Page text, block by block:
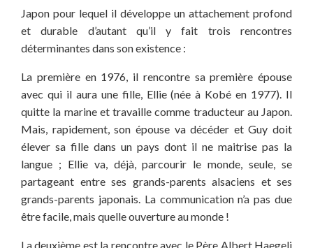
Japon pour lequel il développe un attachement profond
et durable d’autant qu’il y fait trois rencontres
déterminantes dans son existence :
La première en 1976, il rencontre sa première épouse
avec qui il aura une fille, Ellie (née à Kobé en 1977). Il
quitte la marine et travaille comme traducteur au Japon.
Mais, rapidement, son épouse va décéder et Guy doit
élever sa fille dans un pays dont il ne maitrise pas la
langue ; Ellie va, déjà, parcourir le monde, seule, se
partageant entre ses grands-parents alsaciens et ses
grands-parents japonais. La communication n’a pas due
être facile, mais quelle ouverture au monde !
La deuxième est la rencontre avec le Père Albert Haegeli